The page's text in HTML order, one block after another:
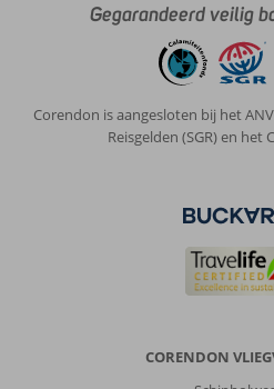
Gegarandeerd veilig
Corendon is aangesloten bij het
Reisgelden (SGR) en het
CORENDON